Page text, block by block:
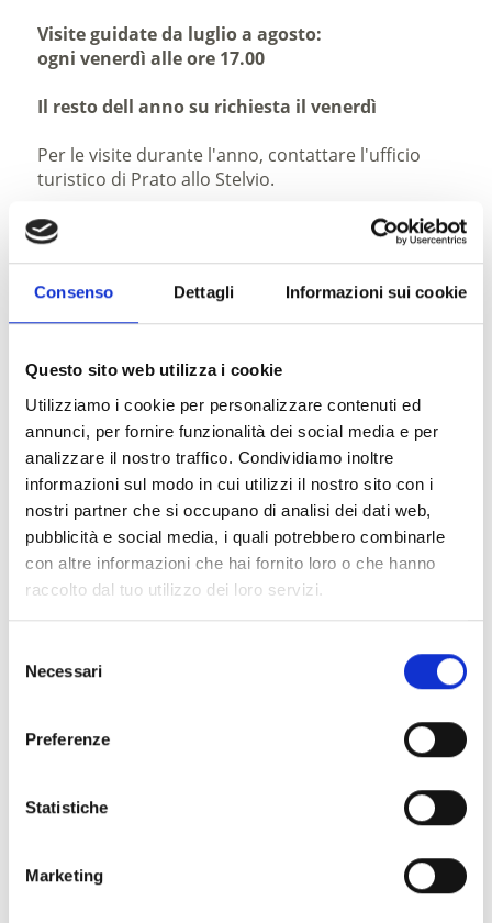
Consenso Dettagli Informazioni sui cookie
Questo sito web utilizza i cookie
Utilizziamo i cookie per personalizzare contenuti ed
annunci, per fornire funzionalità dei social media e per
analizzare il nostro traffico. Condividiamo inoltre
informazioni sul modo in cui utilizzi il nostro sito con i
nostri partner che si occupano di analisi dei dati web,
pubblicità e social media, i quali potrebbero combinarle
con altre informazioni che hai fornito loro o che hanno
raccolto dal tuo utilizzo dei loro servizi.
delNecessari
Preferenze
Statistiche
Marketing
Visite guidate da luglio a agosto:
ogni venerdì alle ore 17.00
Il resto dell anno su richiesta il venerdì
Per le visite durante l'anno, contattare l'ufficio
turistico di Prato allo Stelvio.
Descrizione d'arrivo
Parcheggio vicino alla chiesa.
La strada non è adatta per autobus di grandi
dimensioni.
Stato
chiuso
scaricare GPX
V
Chiesa San Giovanni di Prato allo Stelvio